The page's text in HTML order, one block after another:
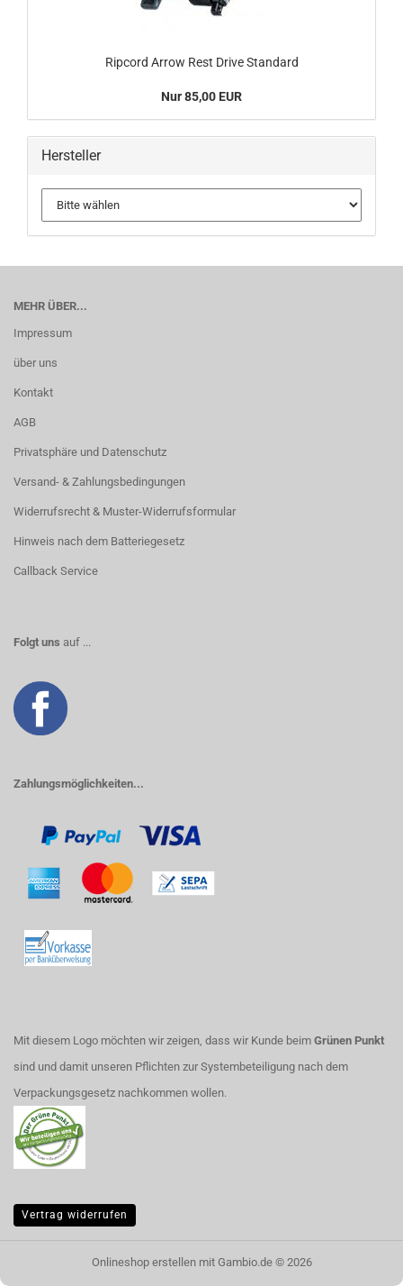
Ripcord Arrow Rest Drive Standard
Nur 85,00 EUR
Hersteller
MEHR ÜBER...
Impressum
über uns
Kontakt
AGB
Privatsphäre und Datenschutz
Versand- & Zahlungsbedingungen
Widerrufsrecht & Muster-Widerrufsformular
Hinweis nach dem Batteriegesetz
Callback Service
Folgt uns auf ...
Zahlungsmöglichkeiten...
Mit diesem Logo möchten wir zeigen, dass wir Kunde beim Grünen Punkt
sind und damit unseren Pflichten zur Systembeteiligung nach dem
Verpackungsgesetz nachkommen wollen.
Vertrag widerrufen
Onlineshop erstellenmit Gambio.de © 2026